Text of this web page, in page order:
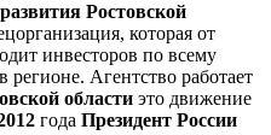
Ростовской
которая от
инвесторов по всему
Агентство работает
области это движение
года Президент России